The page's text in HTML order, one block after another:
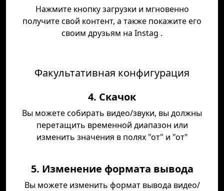
Нажмите кнопку загрузки и мгновенно
получите свой контент, а также покажите его
своим друзьям на Instag .
Факультативная конфигурация
4. Скачок
Вы можете собирать видео/звуки, вы должны
перетащить временной диапазон или
изменить значения в полях "от" и "от"
5. Изменение формата вывода
Вы можете изменить формат вывода видео/